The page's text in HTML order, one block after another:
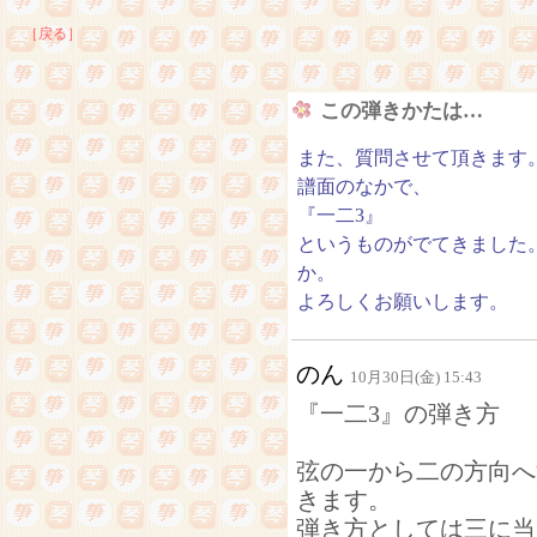
［戻る］
この弾きかたは…
また、質問させて頂きます
譜面のなかで、
『一二3』
というものがでてきまし
か。
よろしくお願いします。
のん 10月30日(金) 15:43
『一二3』の弾き方
弦の一から二の方向
きます。
弾き方としては三に